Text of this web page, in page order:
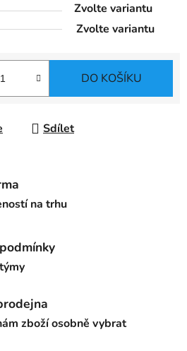
Zvolte variantu
Zvolte variantu
DO KOŠÍKU
Sdílet
na trhu
zboží osobně vybrat